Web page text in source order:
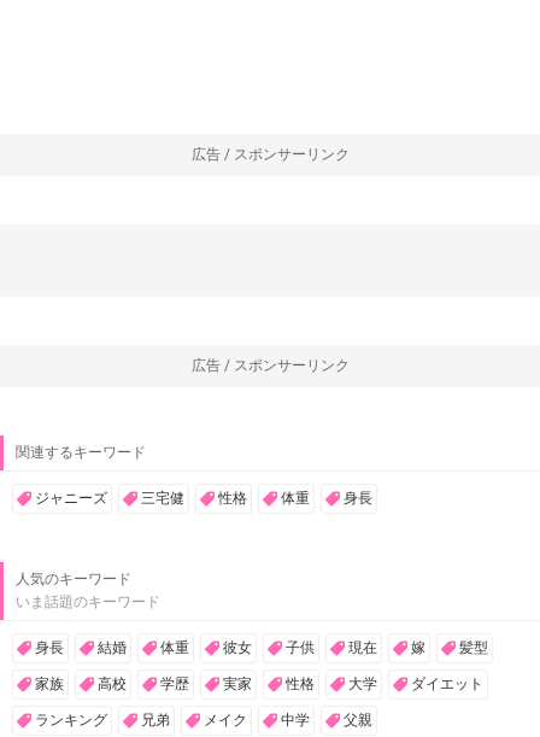
広告 / スポンサーリンク
広告 / スポンサーリンク
関連するキーワード
ジャニーズ 三宅健 性格 体重 身長
人気のキーワード
いま話題のキーワード
身長 結婚 体重 彼女 子供 現在 嫁 髪型
家族 高校 学歴 実家 性格 大学 ダイエット
ランキング 兄弟 メイク 中学 父親